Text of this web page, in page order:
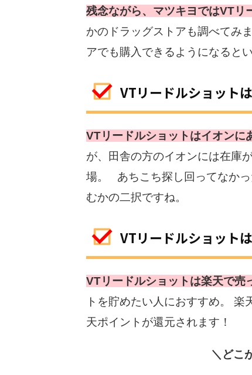
残念ながら、マツキヨではVTリ
かのドラッグストアも調べてみ
アでも購入できるようになると
VTリードルショット
VTリードルショットはイオンに
が、田舎の方のイオンには在庫
場。 あちこち探し回ってなか
むかの二択ですね。
VTリードルショット
VTリードルショットは楽天で売
トを貯めたい人におすすめ。
天ポイントが還元されます！
＼どこ